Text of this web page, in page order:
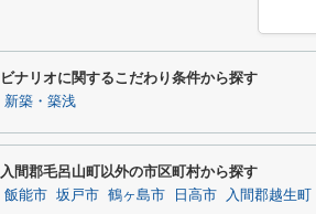
ビナリオに関するこだわり条件から探す
新築・築浅
入間郡毛呂山町以外の市区町村から探す
飯能市 坂戸市 鶴ヶ島市 日高市 入間郡越生町